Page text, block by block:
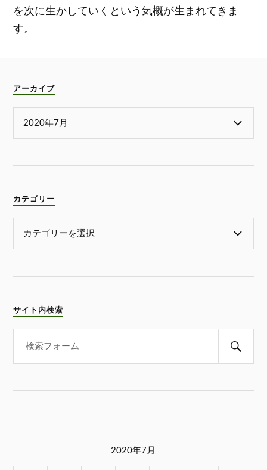
を次に生かしていくという気概が生まれてきま
す。
アーカイブ
カテゴリー
サイト内検索
2020年7月